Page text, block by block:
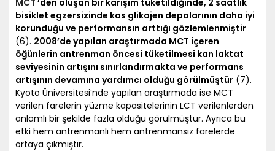
bisiklet egzersizinde kas glikojen depolarının daha iyi
korunduğu ve performansın arttığı gözlemlenmiştir
(6). 2008’de yapılan araştırmada MCT içeren
öğünlerin antrenman öncesi tüketilmesi kan laktat
seviyesinin artışını sınırlandırmakta ve performans
artışının devamına yardımcı olduğu görülmüştür (7).
Kyoto Üniversitesi’nde yapılan araştırmada ise MCT
verilen farelerin yüzme kapasitelerinin LCT verilenlerden
anlamlı bir şekilde fazla olduğu görülmüştür. Ayrıca bu
etki hem antrenmanlı hem antrenmansız farelerde
ortaya çıkmıştır.